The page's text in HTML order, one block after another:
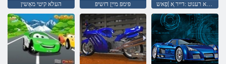
העלא קיטי מאַשין פּימפּ מייַן דזשיפּ ןַאשידַא רענוט :דייר ַא ןֿפַאש